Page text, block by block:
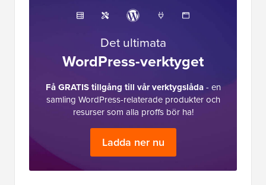
Det ultimata
WordPress-verktyget
Få GRATIS tillgång till vår verktygslåda- en
samling WordPress-relaterade produkter och
resurser som alla proffs bör ha!
Ladda ner nu